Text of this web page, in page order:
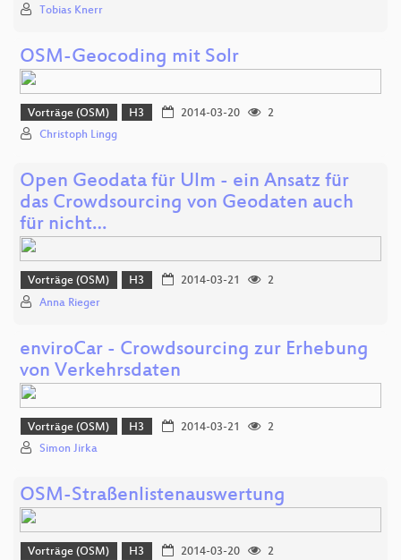
Tobias Knerr
OSM-Geocoding mit Solr
Vorträge (OSM) H3 2014-03-20
2
Christoph Lingg
Open Geodata für Ulm - ein Ansatz für
das Crowdsourcing von Geodaten auch
für nicht…
Vorträge (OSM) H3 2014-03-21
2
Anna Rieger
enviroCar - Crowdsourcing zur Erhebung
von Verkehrsdaten
Vorträge (OSM) H3 2014-03-21
2
Simon Jirka
OSM-Straßenlistenauswertung
Vorträge (OSM) H3 2014-03-20
2